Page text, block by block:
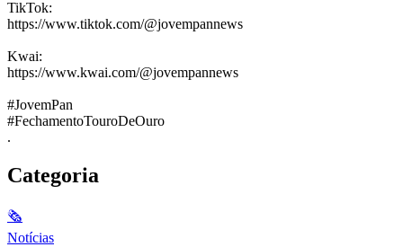
TikTok:
https://www.tiktok.com/@jovempannews
Kwai:
https://www.kwai.com/@jovempannews
#JovemPan
#FechamentoTouroDeOuro
.
Categoria
🗞
Notícias